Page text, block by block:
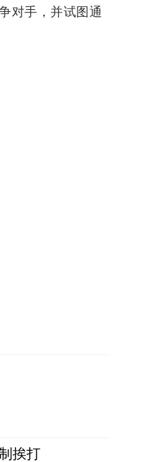
对手，并试图通
挨打